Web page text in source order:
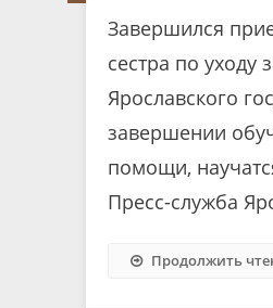
Завершился
сестра по уходу
Ярославского
завершении
помощи,
Пресс-служба
Продолжить